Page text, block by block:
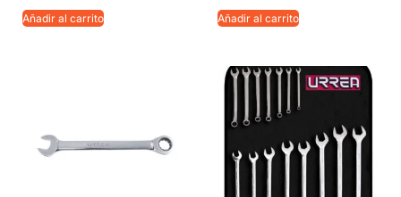
Añadir al carrito Añadir al carrito